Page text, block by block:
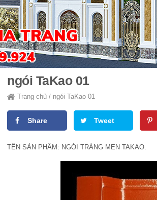
ngói TaKao 01
Trang chủ / ngói TaKao 01
Share Tweet
TÊN SẢN PHẨM: NGÓI TRÁNG MEN TAKAO.